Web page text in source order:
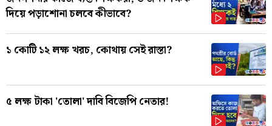
দিয়ে পড়াশোনা চলবে কীভাবে?
১ কোটি ১২ লক্ষ খরচ, কোথায় সেই রাস্তা?
৫ লক্ষ টাকা 'তোলা' দাবি বিজেপি নেতার!